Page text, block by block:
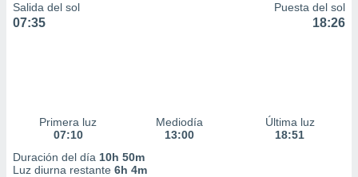
1199
Salida del sol
07:35
Puesta del sol
18:26
Primera luz
07:10
Mediodía
13:00
Última luz
18:51
Duración del día 10h 50m
Luz diurna restante 6h 4m